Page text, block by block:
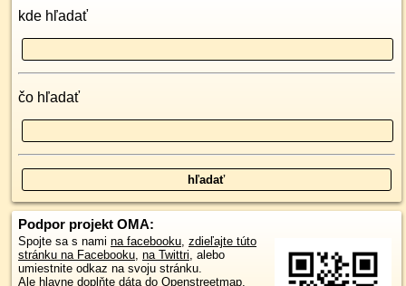
kde hľadať
čo hľadať
Podpor projekt OMA:
Spojte sa s nami na facebooku, zdieľajte túto
stránku na Facebooku, na Twittri, alebo
umiestnite odkaz na svoju stránku.
Ale hlavne doplňte dáta do Openstreetmap,